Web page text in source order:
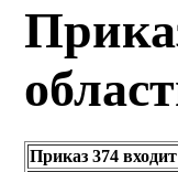
Приказ 374